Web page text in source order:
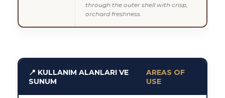
through the outer shell with crisp,
orchard freshness.
📍 KULLANIM ALANLARI VE
SUNUM
AREAS OF
USE